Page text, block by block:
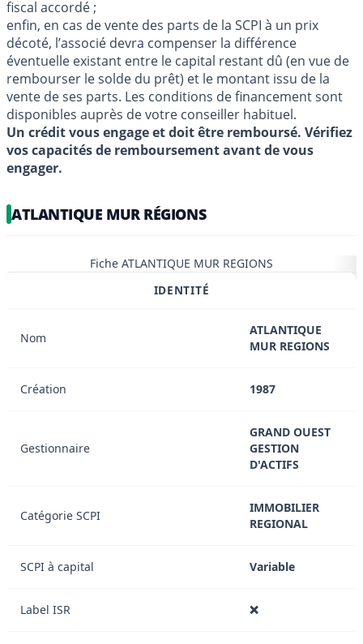
fiscal accordé ;
enfin, en cas de vente des parts de la SCPI à un prix
décoté, l’associé devra compenser la différence
éventuelle existant entre le capital restant dû (en vue de
rembourser le solde du prêt) et le montant issu de la
vente de ses parts. Les conditions de financement sont
disponibles auprès de votre conseiller habituel.
Un crédit vous engage et doit être remboursé. Vérifiez
vos capacités de remboursement avant de vous
engager.
ATLANTIQUE MUR RÉGIONS
Fiche ATLANTIQUE MUR REGIONS
IDENTITÉ
Nom
ATLANTIQUE
MUR REGIONS
Création 1987
Gestionnaire
GRAND OUEST
GESTION
D'ACTIFS
Catégorie SCPI
IMMOBILIER
REGIONAL
SCPI à capital Variable
Label ISR ❌